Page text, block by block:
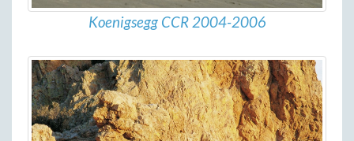
Koenigsegg CCR 2004-2006